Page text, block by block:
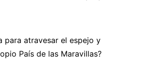
para atravesar el espejo y
País de las Maravillas?